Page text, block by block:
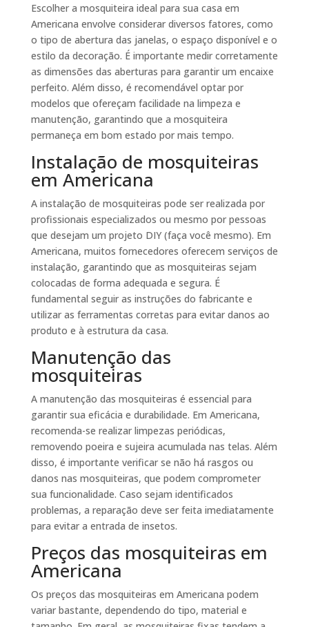
Escolher a mosquiteira ideal para sua casa em
Americana envolve considerar diversos fatores, como
o tipo de abertura das janelas, o espaço disponível e o
estilo da decoração. É importante medir corretamente
as dimensões das aberturas para garantir um encaixe
perfeito. Além disso, é recomendável optar por
modelos que ofereçam facilidade na limpeza e
manutenção, garantindo que a mosquiteira
permaneça em bom estado por mais tempo.
Instalação de mosquiteiras
em Americana
A instalação de mosquiteiras pode ser realizada por
profissionais especializados ou mesmo por pessoas
que desejam um projeto DIY (faça você mesmo). Em
Americana, muitos fornecedores oferecem serviços de
instalação, garantindo que as mosquiteiras sejam
colocadas de forma adequada e segura. É
fundamental seguir as instruções do fabricante e
utilizar as ferramentas corretas para evitar danos ao
produto e à estrutura da casa.
Manutenção das
mosquiteiras
A manutenção das mosquiteiras é essencial para
garantir sua eficácia e durabilidade. Em Americana,
recomenda-se realizar limpezas periódicas,
removendo poeira e sujeira acumulada nas telas. Além
disso, é importante verificar se não há rasgos ou
danos nas mosquiteiras, que podem comprometer
sua funcionalidade. Caso sejam identificados
problemas, a reparação deve ser feita imediatamente
para evitar a entrada de insetos.
Preços das mosquiteiras em
Americana
Os preços das mosquiteiras em Americana podem
variar bastante, dependendo do tipo, material e